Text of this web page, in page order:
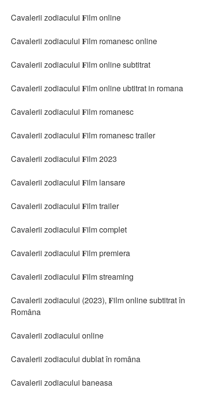
Cavalerii zodiacului 𝐅ilm online
Cavalerii zodiacului 𝐅ilm romanesc online
Cavalerii zodiacului 𝐅ilm online subtitrat
Cavalerii zodiacului 𝐅ilm online ubtitrat in romana
Cavalerii zodiacului 𝐅ilm romanesc
Cavalerii zodiacului 𝐅ilm romanesc trailer
Cavalerii zodiacului 𝐅ilm 2023
Cavalerii zodiacului 𝐅ilm lansare
Cavalerii zodiacului 𝐅ilm trailer
Cavalerii zodiacului 𝐅ilm complet
Cavalerii zodiacului 𝐅ilm premiera
Cavalerii zodiacului 𝐅ilm streaming
Cavalerii zodiacului (2023), 𝐅ilm online subtitrat în
Româna
Cavalerii zodiacului online
Cavalerii zodiacului dublat în româna
Cavalerii zodiacului baneasa